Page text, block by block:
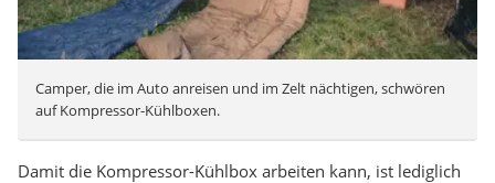
Camper, die im Auto anreisen und im Zelt nächtigen, schwören
auf Kompressor-Kühlboxen.
Damit die Kompressor-Kühlbox arbeiten kann, ist lediglich